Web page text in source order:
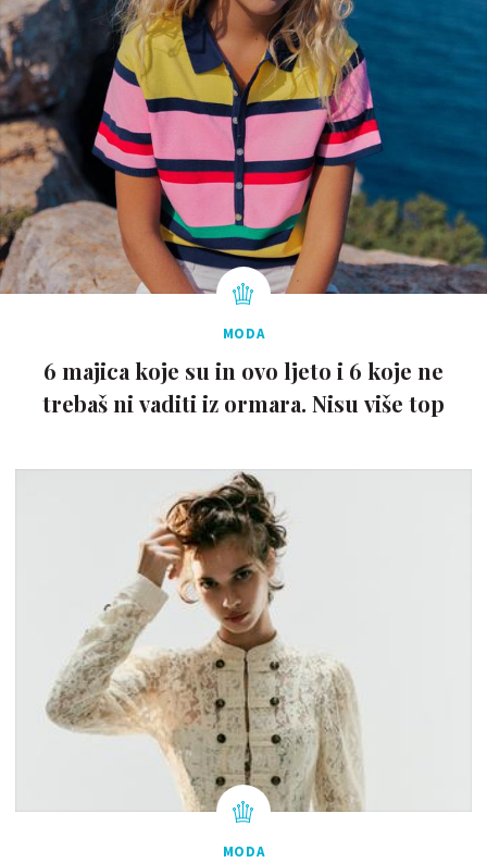
MODA
6 majica koje su in ovo ljeto i 6 koje ne
trebaš ni vaditi iz ormara. Nisu više top
MODA